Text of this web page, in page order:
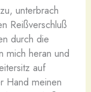
unterbrach
Reißverschluß
durch die
mich heran und
auf
Hand meinen